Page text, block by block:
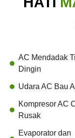
AC Mendadak
Dingin
Udara AC Bau
Kompresor AC
Rusak
Evaporator dan